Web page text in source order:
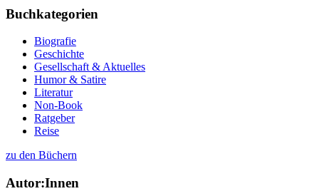
Buchkategorien
Biografie
Geschichte
Gesellschaft & Aktuelles
Humor & Satire
Literatur
Non-Book
Ratgeber
Reise
zu den Büchern
Autor:Innen